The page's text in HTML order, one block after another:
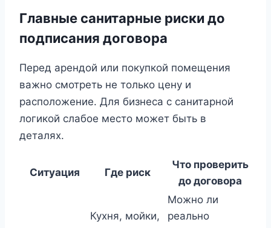
Главные санитарные риски до
подписания договора
Перед арендой или покупкой помещения
важно смотреть не только цену и
расположение. Для бизнеса с санитарной
логикой слабое место может быть в
деталях.
Ситуация Где риск
Что проверить
до договора
Кухня, мойки,
Можно ли
реально